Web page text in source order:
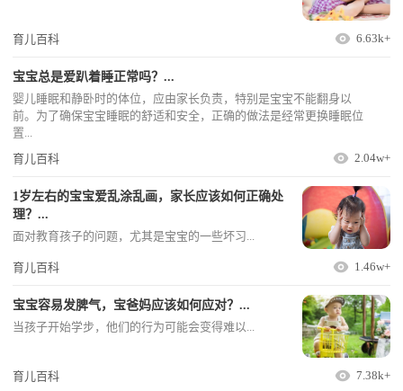
育儿百科 6.63k+
宝宝总是爱趴着睡正常吗？...
婴儿睡眠和静卧时的体位，应由家长负责，特别是宝宝不能翻身以
前。为了确保宝宝睡眠的舒适和安全，正确的做法是经常更换睡眠位
置...
育儿百科
2.04w+
1岁左右的宝宝爱乱涂乱画，家长应该如何正确处
理？...
面对教育孩子的问题，尤其是宝宝的一些坏习...
育儿百科 1.46w+
宝宝容易发脾气，宝爸妈应该如何应对？...
当孩子开始学步，他们的行为可能会变得难以...
育儿百科 7.38k+